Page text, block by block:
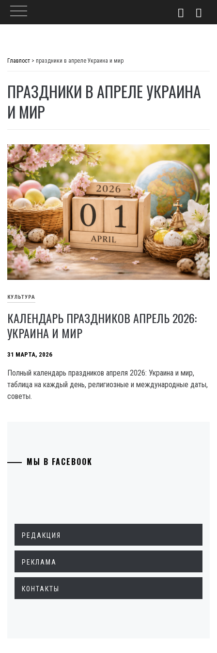
Главпост > праздники в апреле Украина и мир
ПРАЗДНИКИ В АПРЕЛЕ УКРАИНА
И МИР
КУЛЬТУРА
КАЛЕНДАРЬ ПРАЗДНИКОВ АПРЕЛЬ 2026:
УКРАИНА И МИР
31 МАРТА, 2026
Полный календарь праздников апреля 2026: Украина и мир,
таблица на каждый день, религиозные и международные даты,
советы.
МЫ В FACEBOOK
РЕДАКЦИЯ
РЕКЛАМА
КОНТАКТЫ